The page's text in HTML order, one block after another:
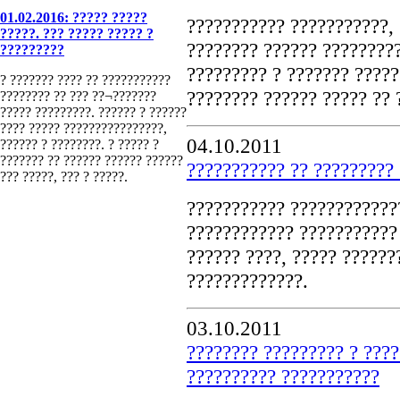
01.02.2016: ????? ?????
?????. ??? ????? ????? ?
?????????
? ??????? ???? ?? ???????????
???????? ?? ??? ??¬???????
????? ?????????. ?????? ? ??????
???? ????? ????????????????,
?????? ? ????????. ? ????? ?
??????? ?? ?????? ?????? ??????
??? ?????, ??? ? ?????.
???????????
???????? ??????
????????? ? ???????
???????? ?????? ????? ??
04.10.2011
??????????? ??
???????????
????????????
?????? ????, ?????
?????????????.
03.10.2011
???????? ????????? ?
?????????? ???????????